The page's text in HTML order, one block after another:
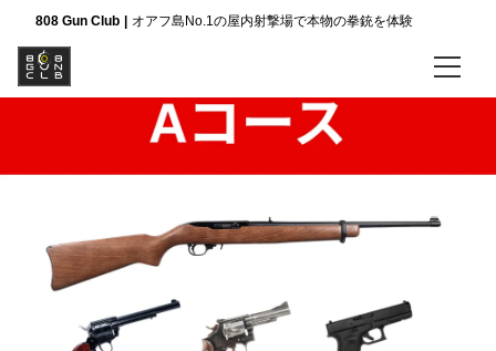
808 Gun Club オアフ島No.1の屋内射撃場で本物の拳銃を体験
Bコース 4種類の銃と弾丸51発
Cコース 5種類の銃と弾丸46発